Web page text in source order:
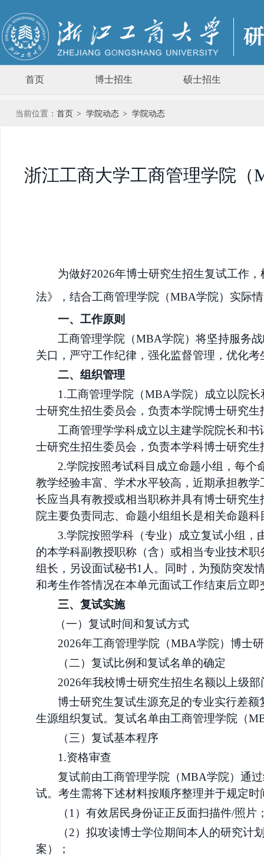
首页 博士招生 硕士招生
当前位置： 首页 > 学院动态 > 学院动态
浙江工商大学工商管理学院（
为做好2026年博士研究生招生复试工作
法》
，结合工商管理学院（MBA学院） 实际
一、工作原则
工商管理学院（MBA学院） 将坚持服务
关口，严守工作纪律，强化监督管理，优化
二、组织管理
1.工商管理学院（MBA学院） 成立 以院长
士研究生招生委员会，负责本学院博士研究
工商管理学学科成立以主建学院院长和
士研究生招生委员会，负责本学科博士研究
2.学院按照考试科目成立命题小组，每个
教学经验丰富、学术水平较高，近期承担教
长应当具有教授或相当职称并具有博士研究
院主要负责同志、命题小组组长是相关命题
3.学院按照学科（专业）成立复试小组，
的本学科副教授职称（含）或相当专业技术
组长，另设面试秘书1人。同时，为预防突发
和考生作答情况在本单元面试工作结束后立
三、复试实施
（一）复试时间和复试方式
2026年工商管理学院（MBA学院） 博士
（二） 复试比例和复试名单的确定
2026年我校博士研究生招生名额以上级
博士研究生复试生源充足的专业实行差
生源组织复试。复试名单由工商管理学院（
（三）复试基本程序
1.资格审查
复试前由工商管理学院（MBA学院） 通
试。考生需将下述材料按顺序整理并于规定时
（1）有效居民身份证正反面扫描件/照片
（2）拟攻读博士学位期间本人的研究计
案）；